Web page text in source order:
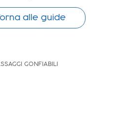
alle guide
GONFIABILI